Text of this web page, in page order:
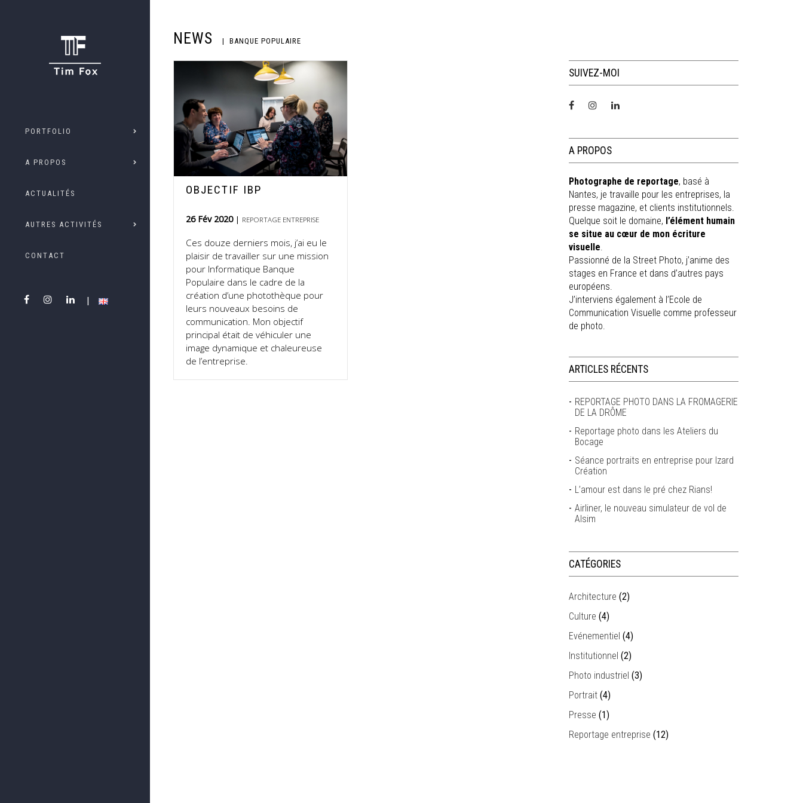
PORTFOLIO
A PROPOS
ACTUALITÉS
AUTRES ACTIVITÉS
CONTACT
NEWS BANQUE POPULAIRE
OBJECTIF IBP
26 Fév 2020 REPORTAGE ENTREPRISE
Ces douze derniers mois, j’ai eu le
plaisir de travailler sur une mission
pour Informatique Banque
Populaire dans le cadre de la
création d’une photothèque pour
leurs nouveaux besoins de
communication. Mon objectif
principal était de véhiculer une
image dynamique et chaleureuse
de l’entreprise.
SUIVEZ-MOI
A PROPOS
Photographe de reportage, basé à
Nantes, je travaille pour les entreprises, la
presse magazine, et clients institutionnels.
Quelque soit le domaine, l’élément humain
se situe au cœur de mon écriture
visuelle.
Passionné de la Street Photo, j’anime des
stages en France et dans d’autres pays
européens.
J’interviens également à l’Ecole de
Communication Visuelle comme professeur
de photo.
ARTICLES RÉCENTS
REPORTAGE PHOTO DANS LA FROMAGERIE
DE LA DRÔME
Reportage photo dans les Ateliers du
Bocage
Séance portraits en entreprise pour Izard
Création
L’amour est dans le pré chez Rians!
Airliner, le nouveau simulateur de vol de
Alsim
CATÉGORIES
Architecture (2)
Culture (4)
Evénementiel (4)
Institutionnel (2)
Photo industriel (3)
Portrait (4)
Presse (1)
Reportage entreprise (12)